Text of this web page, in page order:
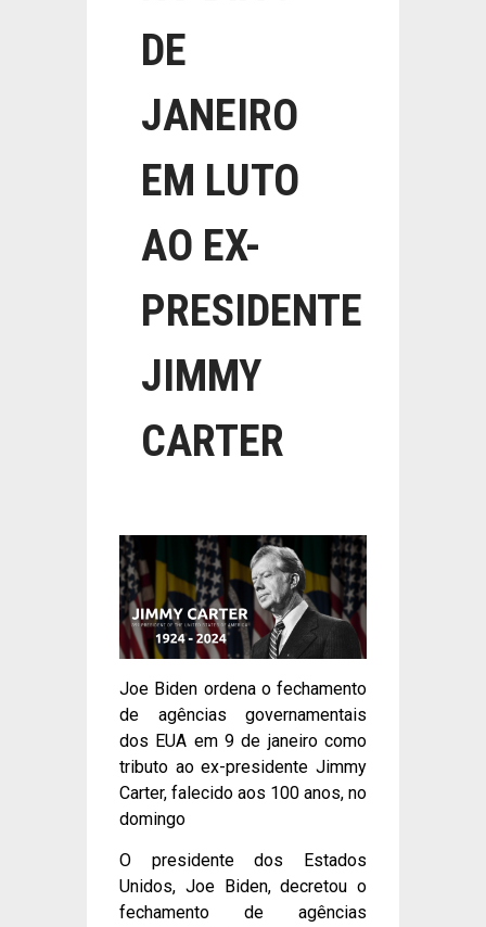
DE
JANEIRO
EM LUTO
AO EX-
PRESIDENTE
JIMMY
CARTER
Joe Biden ordena o fechamento
de agências governamentais
dos EUA em 9 de janeiro como
tributo ao ex-presidente Jimmy
Carter, falecido aos 100 anos, no
domingo
O presidente dos Estados
Unidos, Joe Biden, decretou o
fechamento de agências